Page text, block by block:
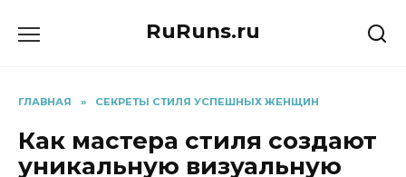
RuRuns.ru
ГЛАВНАЯ » СЕКРЕТЫ СТИЛЯ УСПЕШНЫХ ЖЕНЩИН
Как мастера стиля создают
уникальную визуальную